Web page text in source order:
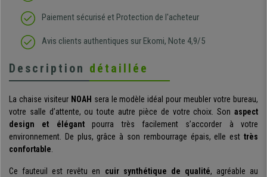
Paiement sécurisé et Protection de l'acheteur
Avis clients authentiques sur Ekomi, Note 4,9/5
Description détaillée
La chaise visiteur NOAH sera le modèle idéal pour meubler votre bureau,
votre salle d’attente, ou toute autre pièce de votre choix. Son aspect
design et élégantpourra très facilement s’accorder à votre
environnement. De plus, grâce à son rembourrage épais, elle est très
confortable.
Ce fauteuil est revêtu en cuir synthétique de qualité, agréable au